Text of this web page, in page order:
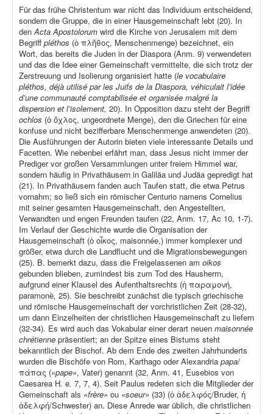
Für das frühe Christentum war nicht das Individuum entscheidend,
sondern die Gruppe, die in einer Hausgemeinschaft lebt (20). In
denActa Apostolorum wird die Kirche von Jerusalem mit dem
Begriff pléthos (ὁ πλῆθος, Menschenmenge) bezeichnet, ein
Wort, das bereits die Juden in der Diaspora (Anm. 9) verwendeten
und das die Idee einer Gemeinschaft vermittelte, die sich trotz der
Zerstreuung und Isolierung organisiert hatte (le vocabulaire
pléthos, déjà utilisé par les Juifs de la Diaspora, véhiculait l’idée
d’une communauté comptabilisée et organisée malgré la
dispersion et l’isolement, 20). In Opposition dazu steht der Begriff
ochlos (ὁ ὄχλος, ungeordnete Menge), den die Griechen für eine
konfuse und nicht bezifferbare Menschenmenge anwendeten (20).
Die Ausführungen der Autorin bieten viele interessante Details und
Facetten. Wie nebenbei erfährt man, dass Jesus nicht immer der
Prediger vor großen Versammlungen unter freiem Himmel war,
sondern häufig in Privathäusern in Galiläa und Judäa gepredigt hat
(21). In Privathäusern fanden auch Taufen statt, die etwa Petrus
vornahm; so ließ sich ein römischer Centurio namens Cornelius
mit seiner gesamten Hausgemeinschaft, den Angestellten,
Verwandten und engen Freunden taufen (22, Anm. 17, Ac 10, 1-7).
Im Verlauf der Geschichte wurde die Organisation der
Hausgemeinschaft (ὁ οἶκος, maisonnée,) immer komplexer und
größer, etwa durch die Landflucht und die Migrationsbewegungen
(25). B. bemerkt dazu, dass die Freigelassenen am oikos
gebunden blieben, zumindest bis zum Tod des Hausherrn,
aufgrund einer Klausel des Aufenthaltsrechts (ἡ παραμονή,
paramonè, 25). Sie beschreibt zunächst die typisch griechische
und römische Hausgemeinschaft der vorchristlichen Zeit (28-32),
um dann Einzelheiten der christlichen Hausgemeinschaft zu liefern
(32-34). Es wird auch das Vokabular einer derart neuen maisonnée
chrétienne präsentiert; an der Spitze eines Bistums steht
bekanntlich der Bischof. Ab dem Ende des zweiten Jahrhunderts
wurden die Bischöfe von Rom, Karthago oder Alexandria papa/
πάπας («pape», Vater) genannt (32, Anm. 41, Eusebios von
Caesarea H. e. 7, 7, 4). Seit Paulus redeten sich die Mitglieder der
Gemeinschaft als «frère» ou «soeur» (33) (ὁ ἀδελφός/Bruder, ἡ
ἀδελφή/Schwester) an. Diese Anrede war üblich, die christlichen